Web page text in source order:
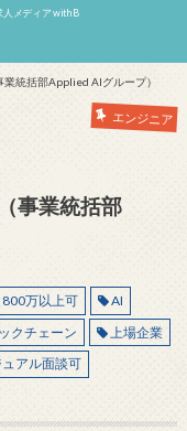
人メディア withB
統括部Applied AIグループ）
エンジニア
事業統括部
800万以上可
AI
クチェーン
上場企業
ュアル面談可